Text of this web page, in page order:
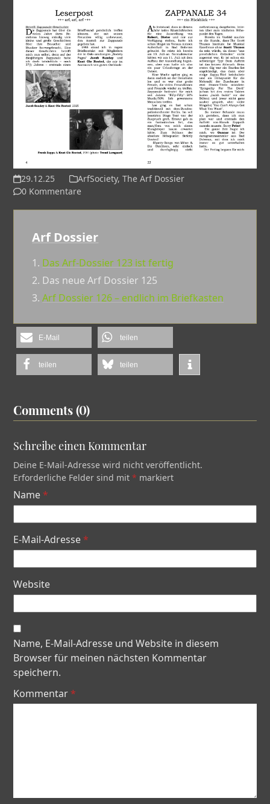
29.12.25 ArfSociety, The Arf Dossier
0 Kommentare
Arf Dossier
1. Das Arf-Dossier 123 ist fertig
2. Das neue Arf Dossier 125
3. Arf Dossier 126 – endlich im Briefkasten
E-Mail teilen
teilen teilen
Comments (0)
Schreibe einen Kommentar
Deine E-Mail-Adresse wird nicht veröffentlicht.
Erforderliche Felder sind mit* markiert
Name*
E-Mail-Adresse*
Website
Name, E-Mail-Adresse und Website in diesem
Browser für meinen nächsten Kommentar
speichern.
Kommentar*